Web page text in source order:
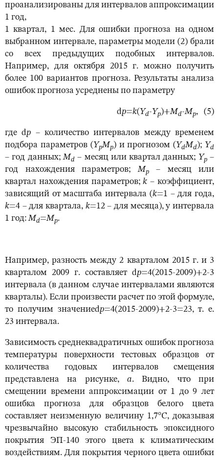
проанализированы для интервалов аппроксимации
1 год,
1 квартал, 1 мес. Для ошибки прогноза на одном
выбранном интервале, параметры модели (2) брали
со всех предыдущих подобных интервалов.
Например, для октября 2015 г. можно получить
более 100 вариантов прогноза. Результаты анализа
ошибок прогноза усреднены по параметру
dp=k( Yd-Yp)+Md-Mp, (5)
где dp – количество интервалов между временем
подбора параметров ( YpMp) и прогнозом ( YdMd); Yd
– год данных;Md– месяц или квартал данных; Yp–
год нахождения параметров;Mp– месяц или
квартал нахождения параметров;k – коэффициент,
зависящий от масштаба интервала (k=1 – для года,
k=4 – для квартала, k=12 – для месяца), у интервала
1 год:Md=Mp.
Например, разность между 2 кварталом 2015 г. и 3
кварталом 2009 г. составляет dp=4(2015-2009)+2-3
интервала (в данном случае интервалами являются
кварталы). Если произвести расчет по этой формуле,
то получим значениеdp=4(2015-2009)+2-3=23, т. е.
23 интервала.
Зависимость среднеквадратичных ошибок прогноза
температуры поверхности тестовых образцов от
количества годовых интервалов смещения
представлена на рисунке, а. Видно, что при
смещении времени аппроксимации от 1 до 9 лет
ошибка прогноза для образцов белого цвета
составляет неизменную величину 1,7°С, доказывая
чрезвычайно высокую стабильность эпоксидного
покрытия ЭП-140 этого цвета к климатическим
воздействиям. Для покрытия черного цвета ошибки